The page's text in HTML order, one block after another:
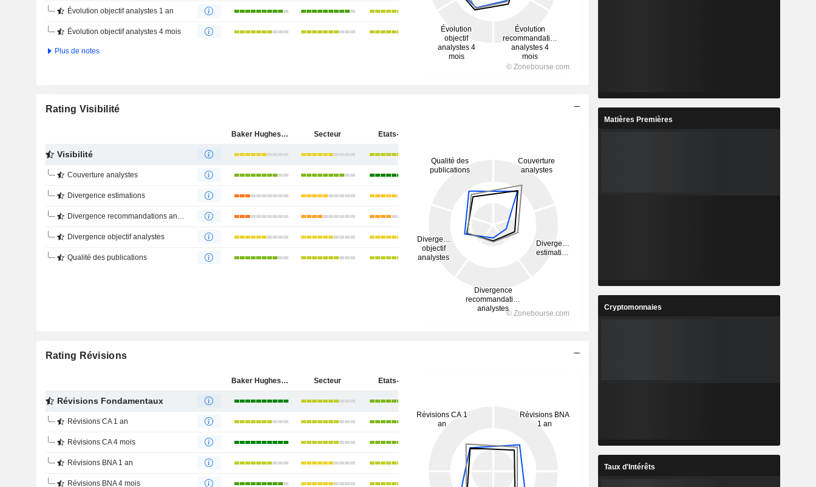
Évolution objectif analystes 1 an
Évolution objectif analystes 4 mois
Plus de notes
Rating Visibilité
Baker Hughes Company Secteur Etats-Unis
Visibilité
Couverture analystes
Divergence estimations
Divergence recommandations analystes
Divergence objectif analystes
Qualité des publications
Rating Révisions
Baker Hughes Company Secteur Etats-Unis
Révisions Fondamentaux
Révisions CA 1 an
Révisions CA 4 mois
Révisions BNA 1 an
Révisions BNA 4 mois
Matières Premières
Cryptomonnaies
Taux d'Intérêts